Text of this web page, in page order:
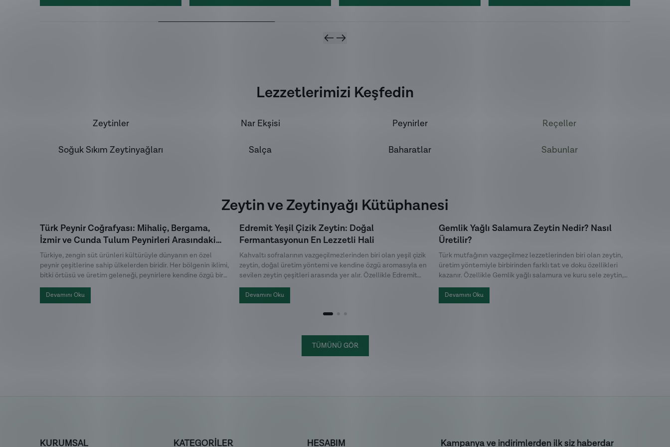
Lezzetlerimizi Keşfedin
Zeytinler Nar Ekşisi Peynirler Reçeller
Soğuk Sıkım Zeytinyağları Salça Baharatlar Sabunlar
Zeytin ve Zeytinyağı Kütüphanesi
Türk Peynir Coğrafyası: Mihaliç, Bergama,
İzmir ve Cunda Tulum Peynirleri Arasındaki
Farklar
Türkiye, zengin süt ürünleri kültürüyle dünyanın en özel
peynir çeşitlerine sahip ülkelerden biridir. Her bölgenin iklimi,
bitki örtüsü ve üretim geleneği, peynirlere kendine özgü bir
karakter kazandırır. Türk peynirleri arasında öne çıkan Mihaliç
peyniri, Bergama Tulum, İzmir Tulum ve Cunda Tulum ise hem
üretim yöntemleri hem de lezzet profilleriyle birbirinden
Devamını Oku
Edremit Yeşil Çizik Zeytin: Doğal
Fermantasyonun En Lezzetli Hali
Kahvaltı sofralarının vazgeçilmezlerinden biri olan yeşil çizik
zeytin, doğal üretim yöntemi ve kendine özgü aromasıyla en
sevilen zeytin çeşitleri arasında yer alır. Özellikle Edremit
Körfezi'nde yetişen zeytinlerden hazırlanan Edremit yeşil
çizik zeytin, doğal fermantasyon süreci sayesinde tazeliğini
ve karakteristik lezzetini korur.
Devamını Oku
Gemlik Yağlı Salamura Zeytin Nedir? Nasıl
Üretilir?
Türk mutfağının vazgeçilmez lezzetlerinden biri olan zeytin,
üretim yöntemiyle birbirinden farklı tat ve doku özellikleri
kazanır. Özellikle Gemlik yağlı salamura ve kuru sele zeytin,
siyah zeytin denildiğinde en çok tercih edilen iki geleneksel
üretim yöntemidir. Her ikisi de aynı zeytin çeşidinden üretilse
de uygulanan işleme teknikleri sayesinde birbirinden farklı bir
Devamını Oku
TÜMÜNÜ GÖR
KURUMSAL KATEGORİLER HESABIM Kampanya ve indirimlerden ilk siz haberdar